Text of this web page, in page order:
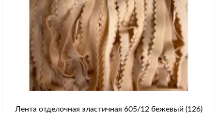
Лента отделочная эластичная 605/12 бежевый (126)